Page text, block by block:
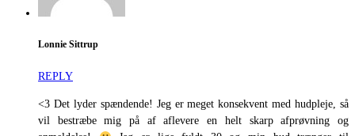
Lonnie Sittrup
REPLY
<3 Det lyder spændende! Jeg er meget konsekvent med hudpleje, så
vil bestræbe mig på af aflevere en helt skarp afprøvning og